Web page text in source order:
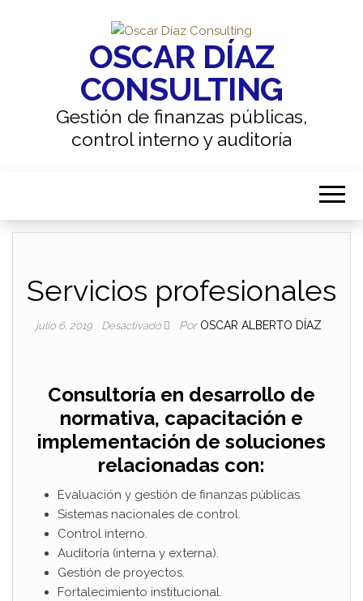
OSCAR DÍAZ
CONSULTING
Gestión de finanzas públicas,
control interno y auditoría
Servicios profesionales
julio 6, 2019 Desactivado Por OSCAR ALBERTO DÍAZ
Consultoría en desarrollo de
normativa, capacitación e
implementación de soluciones
relacionadas con:
Evaluación y gestión de finanzas públicas.
Sistemas nacionales de control.
Control interno.
Auditoría (interna y externa).
Gestión de proyectos.
Fortalecimiento institucional.